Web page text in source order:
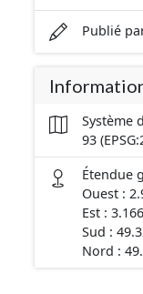
Publié
Système
93
Étendue
Ouest :
Est : 3.166
Sud :
Nord :